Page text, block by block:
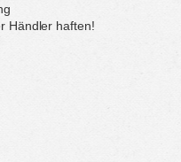
Händler haften!